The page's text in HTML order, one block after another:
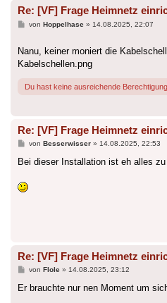
Re: [VF] Frage Heimnetz
Beitrag
von Hoppelhase» 14.08.2025, 22:07
Nanu, keiner moniert die
Kabelschellen.png
Du hast keine ausreichende
Re: [VF] Frage Heimnetz
Beitrag
von Besserwisser» 14.08.2025, 22:53
Bei dieser Installation ist eh alles
Re: [VF] Frage Heimnetz
Beitrag
von Flole» 14.08.2025, 23:12
Er brauchte nur nen Moment um